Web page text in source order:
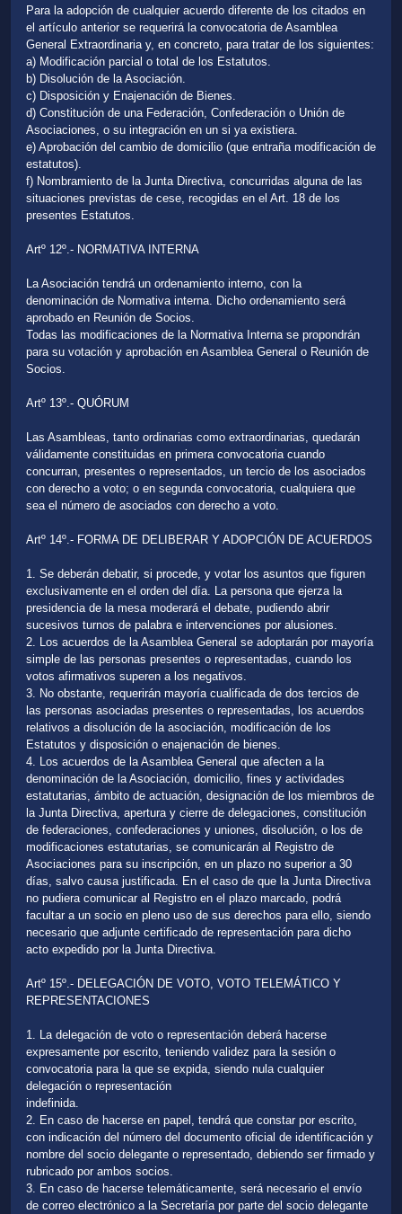
Para la adopción de cualquier acuerdo diferente de los citados en
el artículo anterior se requerirá la convocatoria de Asamblea
General Extraordinaria y, en concreto, para tratar de los siguientes:
a) Modificación parcial o total de los Estatutos.
b) Disolución de la Asociación.
c) Disposición y Enajenación de Bienes.
d) Constitución de una Federación, Confederación o Unión de
Asociaciones, o su integración en un si ya existiera.
e) Aprobación del cambio de domicilio (que entraña modificación de
estatutos).
f) Nombramiento de la Junta Directiva, concurridas alguna de las
situaciones previstas de cese, recogidas en el Art. 18 de los
presentes Estatutos.
Artº 12º.- NORMATIVA INTERNA
La Asociación tendrá un ordenamiento interno, con la
denominación de Normativa interna. Dicho ordenamiento será
aprobado en Reunión de Socios.
Todas las modificaciones de la Normativa Interna se propondrán
para su votación y aprobación en Asamblea General o Reunión de
Socios.
Artº 13º.- QUÓRUM
Las Asambleas, tanto ordinarias como extraordinarias, quedarán
válidamente constituidas en primera convocatoria cuando
concurran, presentes o representados, un tercio de los asociados
con derecho a voto; o en segunda convocatoria, cualquiera que
sea el número de asociados con derecho a voto.
Artº 14º.- FORMA DE DELIBERAR Y ADOPCIÓN DE ACUERDOS
1. Se deberán debatir, si procede, y votar los asuntos que figuren
exclusivamente en el orden del día. La persona que ejerza la
presidencia de la mesa moderará el debate, pudiendo abrir
sucesivos turnos de palabra e intervenciones por alusiones.
2. Los acuerdos de la Asamblea General se adoptarán por mayoría
simple de las personas presentes o representadas, cuando los
votos afirmativos superen a los negativos.
3. No obstante, requerirán mayoría cualificada de dos tercios de
las personas asociadas presentes o representadas, los acuerdos
relativos a disolución de la asociación, modificación de los
Estatutos y disposición o enajenación de bienes.
4. Los acuerdos de la Asamblea General que afecten a la
denominación de la Asociación, domicilio, fines y actividades
estatutarias, ámbito de actuación, designación de los miembros de
la Junta Directiva, apertura y cierre de delegaciones, constitución
de federaciones, confederaciones y uniones, disolución, o los de
modificaciones estatutarias, se comunicarán al Registro de
Asociaciones para su inscripción, en un plazo no superior a 30
días, salvo causa justificada. En el caso de que la Junta Directiva
no pudiera comunicar al Registro en el plazo marcado, podrá
facultar a un socio en pleno uso de sus derechos para ello, siendo
necesario que adjunte certificado de representación para dicho
acto expedido por la Junta Directiva.
Artº 15º.- DELEGACIÓN DE VOTO, VOTO TELEMÁTICO Y
REPRESENTACIONES
1. La delegación de voto o representación deberá hacerse
expresamente por escrito, teniendo validez para la sesión o
convocatoria para la que se expida, siendo nula cualquier
delegación o representación
indefinida.
2. En caso de hacerse en papel, tendrá que constar por escrito,
con indicación del número del documento oficial de identificación y
nombre del socio delegante o representado, debiendo ser firmado y
rubricado por ambos socios.
3. En caso de hacerse telemáticamente, será necesario el envío
de correo electrónico a la Secretaría por parte del socio delegante